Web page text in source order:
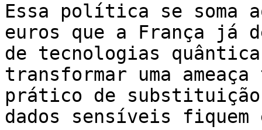
Essa política se soma
euros que a França já
de tecnologias
transformar uma
prático de
dados sensíveis fiquem